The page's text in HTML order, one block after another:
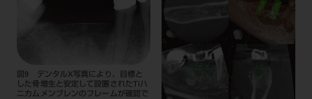
図9 デンタルX写真により、目標と
した骨増生と安定して設置されたTiハ
ニカムメンブレンのフレームが確認で